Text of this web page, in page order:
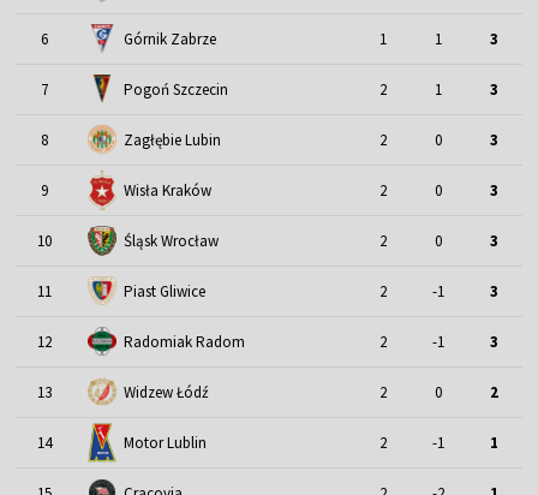
6 Górnik Zabrze 1 1 3
7 Pogoń Szczecin 2 1 3
8 Zagłębie Lubin 2 0 3
9 Wisła Kraków 2 0 3
10 Śląsk Wrocław 2 0 3
11 Piast Gliwice 2 -1 3
12 Radomiak Radom 2 -1 3
13 Widzew Łódź 2 0 2
14 Motor Lublin 2 -1 1